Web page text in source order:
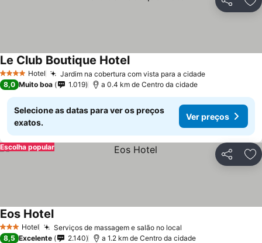
Partilhar
4 EstrelasHotel Jardim na cobertura com vista para a cidade
Le Club Boutique Hotel
8,0 Muito boa 1.019 a 0.4 km de Centro da cidade
Selecione as datas para ver os preços
exatos.
Ver preços
Partilhar
Escolha popular
3 EstrelasHotel Serviços de massagem e salão no local
Eos Hotel
8,5 Excelente 2.140 a 1.2 km de Centro da cidade